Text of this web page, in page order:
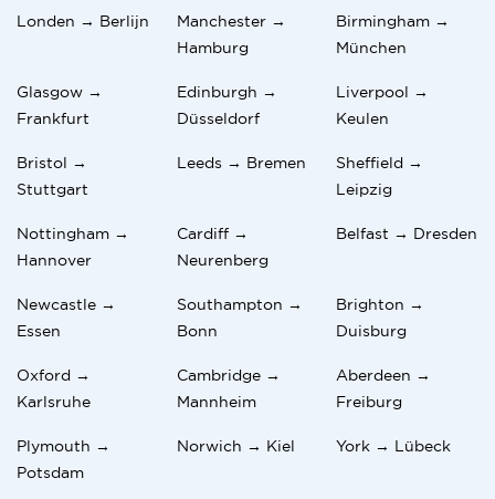
Londen → Berlijn
Manchester →
Hamburg
Birmingham →
München
Glasgow →
Frankfurt
Edinburgh →
Düsseldorf
Liverpool →
Keulen
Bristol →
Stuttgart
Leeds → Bremen
Sheffield →
Leipzig
Nottingham →
Hannover
Cardiff →
Neurenberg
Belfast → Dresden
Newcastle →
Essen
Southampton →
Bonn
Brighton →
Duisburg
Oxford →
Karlsruhe
Cambridge →
Mannheim
Aberdeen →
Freiburg
Plymouth →
Potsdam
Norwich → Kiel York → Lübeck